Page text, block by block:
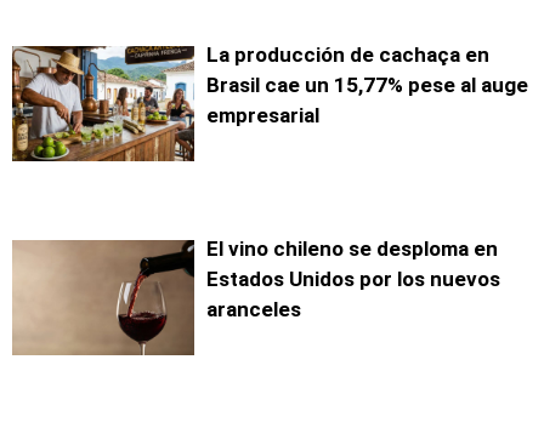
La producción de cachaça en
Brasil cae un 15,77% pese al auge
empresarial
El vino chileno se desploma en
Estados Unidos por los nuevos
aranceles